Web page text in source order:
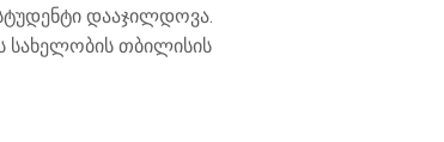
დააჯილდოვა.
სახელობის თბილისის